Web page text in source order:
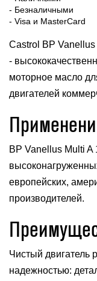
- Безналичными
- Visa и MasterCard
Castrol BP
-
моторное масло
двигателей
BP Vanellus Multi A
европейских,
производителей.
Чистый двигатель
надежностью: